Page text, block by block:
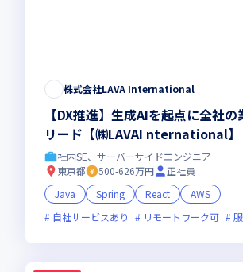
株式会社LAVA International
【DX推進】生成AIを起点に全社
リード【㈱LAVAI nternational】
社内SE、サーバーサイドエンジニア
東京都
500-626万円
正社員
Java
Spring React
AWS
自社サービスあり
リモートワーク可